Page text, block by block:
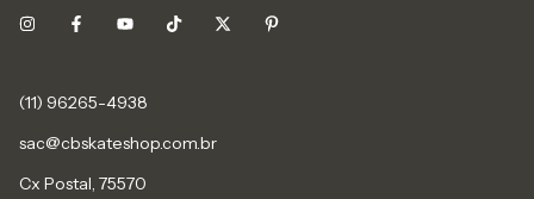
sac@cbskateshop.com.br
Cx Postal, 75570